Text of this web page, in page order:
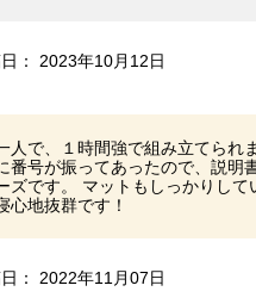
： 2023年10月12日
人で、１時間強で組み立てられ
番号が振ってあったので、説明
ズです。 マットもしっかりして
心地抜群です！
： 2022年11月07日